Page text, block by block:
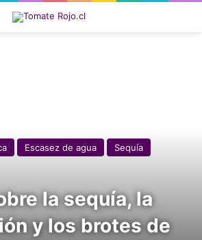
Escasez de agua
Sequía
la sequía, la
y los brotes de